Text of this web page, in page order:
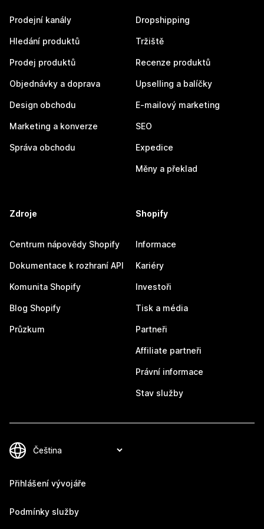
Prodejní kanály
Hledání produktů
Prodej produktů
Objednávky a doprava
Design obchodu
Marketing a konverze
Správa obchodu
Dropshipping
Tržiště
Recenze produktů
Upselling a balíčky
E-mailový marketing
SEO
Expedice
Měny a překlad
Zdroje
Centrum nápovědy Shopify
Dokumentace k rozhraní API
Komunita Shopify
Blog Shopify
Průzkum
Shopify
Informace
Kariéry
Investoři
Tisk a média
Partneři
Affiliate partneři
Právní informace
Stav služby
Přihlášení vývojáře
Podmínky služby